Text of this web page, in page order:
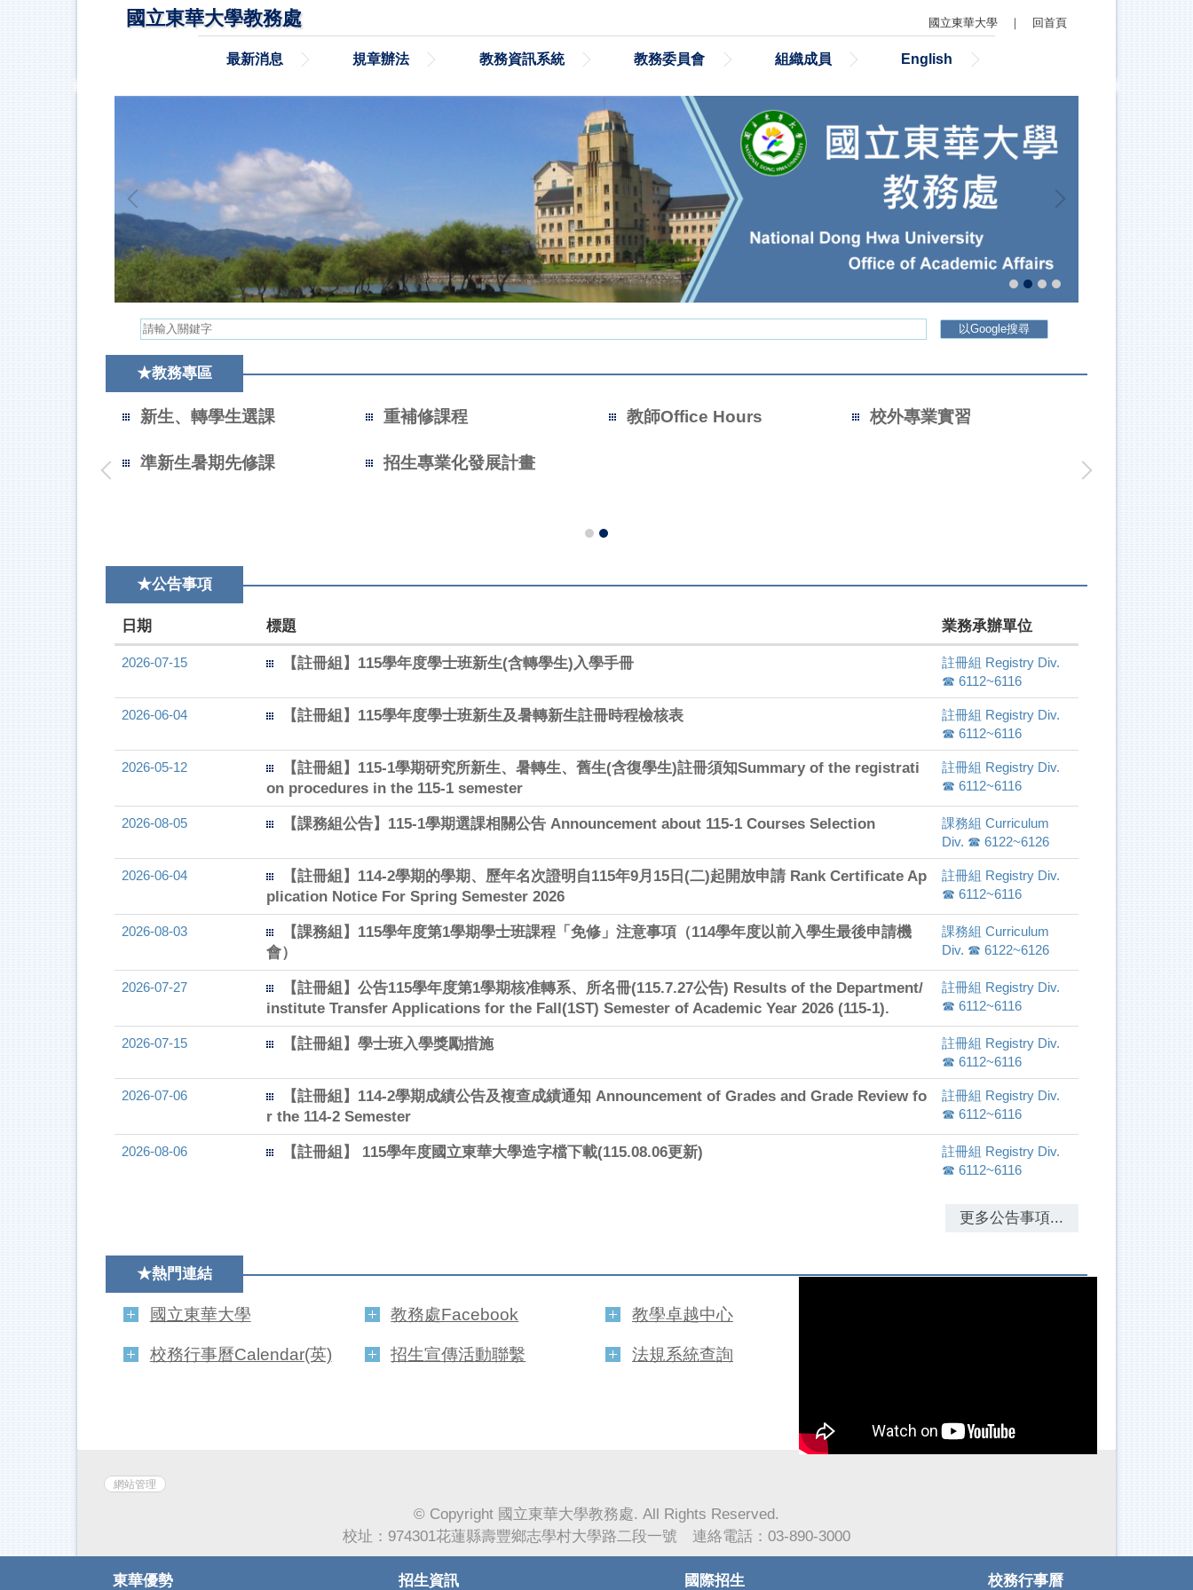
國立東華大學教務處 國立東華大學 回首頁
最新消息 規章辦法 教務資訊系統 教務委員會 組織成員 English
東華優勢 招生資訊 國際招生 校務行事曆
★教務專區
新生、轉學生選課 重補修課程 教師Office Hours 校外專業實習
準新生暑期先修課 招生專業化發展計畫
★公告事項
日期 標題 業務承辦單位
2026-07-15 【註冊組】115學年度學士班新生(含轉學生)入學手冊
註冊組 Registry Div.
☎ 6112~6116
2026-06-04 【註冊組】115學年度學士班新生及暑轉新生註冊時程檢核表
註冊組 Registry Div.
☎ 6112~6116
2026-05-12
【註冊組】115-1學期研究所新生、暑轉生、舊生(含復學生)註冊須知Summary of the registrati
on procedures in the 115-1 semester
註冊組 Registry Div.
☎ 6112~6116
2026-08-05 【課務組公告】115-1學期選課相關公告 Announcement about 115-1 Courses Selection
課務組 Curriculum
Div. ☎ 6122~6126
2026-06-04
【註冊組】114-2學期的學期、歷年名次證明自115年9月15日(二)起開放申請 Rank Certificate Ap
plication Notice For Spring Semester 2026
註冊組 Registry Div.
☎ 6112~6116
2026-08-03
【課務組】115學年度第1學期學士班課程「免修」注意事項（114學年度以前入學生最後申請機
會）
課務組 Curriculum
Div. ☎ 6122~6126
2026-07-27
【註冊組】公告115學年度第1學期核准轉系、所名冊(115.7.27公告) Results of the Department/
institute Transfer Applications for the Fall(1ST) Semester of Academic Year 2026 (115-1).
註冊組 Registry Div.
☎ 6112~6116
2026-07-15 【註冊組】學士班入學獎勵措施
註冊組 Registry Div.
☎ 6112~6116
2026-07-06
【註冊組】114-2學期成績公告及複查成績通知 Announcement of Grades and Grade Review fo
r the 114-2 Semester
註冊組 Registry Div.
☎ 6112~6116
2026-08-06 【註冊組】 115學年度國立東華大學造字檔下載(115.08.06更新)
註冊組 Registry Div.
☎ 6112~6116
更多公告事項...
★熱門連結
國立東華大學 教務處Facebook 教學卓越中心
校務行事曆Calendar(英) 招生宣傳活動聯繫 法規系統查詢
網站管理
© Copyright 國立東華大學教務處. All Rights Reserved.
校址：974301花蓮縣壽豐鄉志學村大學路二段一號 連絡電話：03-890-3000